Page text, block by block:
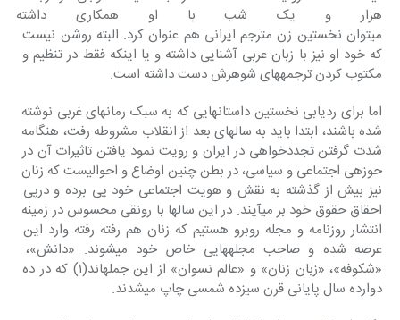
هزار و یک شب با او همکاری
می‎توان نخستین زن مترجم ایرانی هم عنوان کرد. البته روشن نیست
که خود او نیز با زبان عربی آشنایی داشته و یا اینکه فقط در تنظیم و
مکتوب کردن ترجمه‎های شوهرش دست داشته است.
اما برای ردیابی نخستین داستانهایی که به سبک رمان‎‎های غربی نوشته
شده باشند، ابتدا باید به سالهای بعد از انقلاب مشروطه رفت، هنگامه
شدت گرفتن تجددخواهی در ایران و رویت نمود یافتن تاثیرات آن در
حوزه‎ی اجتماعی و سیاسی، در بطن چنین اوضاع و احوالی‎ست که زنان
نیز بیش از گذشته به نقش و هویت اجتماعی خود پی برده و درپی
احقاق حقوق خود بر می‎آیند. در این سالها با رونقی محسوس در زمینه
انتشار روزنامه و مجله روبرو هستیم که زنان هم رفته رفته وارد این
عرصه شده و صاحب مجله‎هایی خاص خود می‎شوند. «دانش»،
«شکوفه»، «زبان زنان» و «عالم نسوان» از این جمله‎اند(۱) که در ده
دوارده سال پایانی قرن سیزده شمسی چاپ می‎شدند.